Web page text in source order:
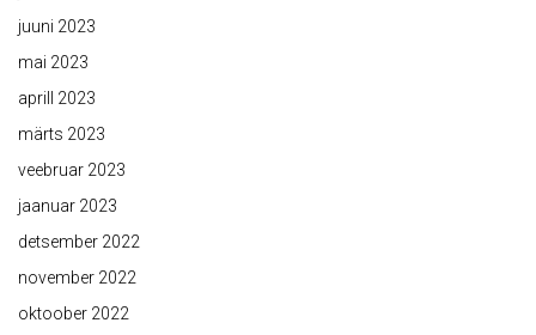
juuni 2023
mai 2023
aprill 2023
märts 2023
veebruar 2023
jaanuar 2023
detsember 2022
november 2022
oktoober 2022